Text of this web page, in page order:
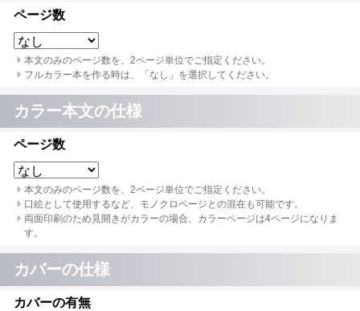
ページ数
本文のみのページ数を、2ページ単位でご指定ください。
フルカラー本を作る時は、「なし」を選択してください。
カラー本文の仕様
ページ数
本文のみのページ数を、2ページ単位でご指定ください。
口絵として使用するなど、モノクロページとの混在も可能です。
両面印刷のため見開きがカラーの場合、カラーページは4ページになりま
す。
カバーの仕様
カバーの有無